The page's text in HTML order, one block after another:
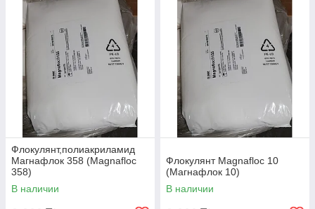
Флокулянт,полиакриламид
Магнафлок 358 (Magnafloc
358)
В наличии
Флокулянт Magnafloc 10
(Магнафлок 10)
В наличии